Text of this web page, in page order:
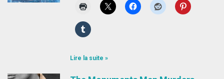
Lire la suite »